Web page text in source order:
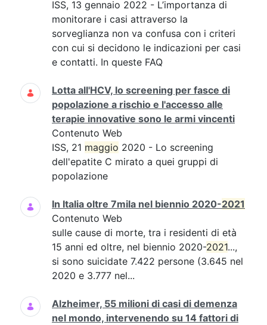
ISS, 13 gennaio 2022 - L’importanza di
monitorare i casi attraverso la
sorveglianza non va confusa con i criteri
con cui si decidono le indicazioni per casi
e contatti. In queste FAQ
Lotta all'HCV, lo screening per fasce di
popolazione a rischio e l'accesso alle
terapie innovative sono le armi vincenti
Contenuto Web
ISS, 21 maggio 2020 - Lo screening
dell'epatite C mirato a quei gruppi di
popolazione
In Italia oltre 7mila nel biennio 2020-2021
Contenuto Web
sulle cause di morte, tra i residenti di età
15 anni ed oltre, nel biennio 2020-2021...,
si sono suicidate 7.422 persone (3.645 nel
2020 e 3.777 nel...
Alzheimer, 55 milioni di casi di demenza
nel mondo, intervenendo su 14 fattori di